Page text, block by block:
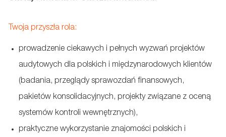
Twoja przyszła rola:
prowadzenie ciekawych i pełnych wyzwań projektów
audytowych dla polskich i międzynarodowych klientów
(badania, przeglądy sprawozdań finansowych,
pakietów konsolidacyjnych, projekty związane z oceną
systemów kontroli wewnętrznych),
praktyczne wykorzystanie znajomości polskich i